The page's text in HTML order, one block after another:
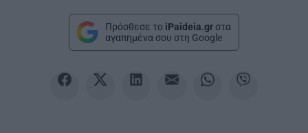
Πρόσθεσε το iPaideia.gr στα
αγαπημένα σου στη Google